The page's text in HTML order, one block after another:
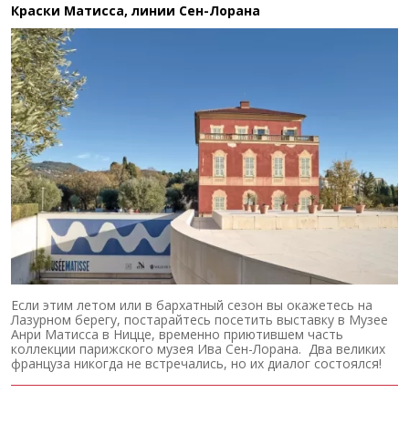
Краски Матисса, линии Сен-Лорана
Если этим летом или в бархатный сезон вы окажетесь на
Лазурном берегу, постарайтесь посетить выставку в Музее
Анри Матисса в Ницце, временно приютившем часть
коллекции парижского музея Ива Сен-Лорана. Два великих
француза никогда не встречались, но их диалог состоялся!